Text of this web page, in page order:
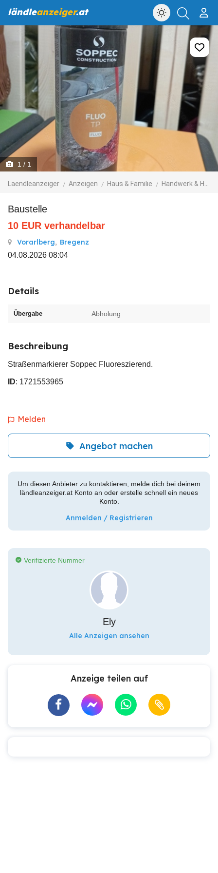
ländleanzeiger.at
1 / 1
Laendleanzeiger Anzeigen Haus & Familie Handwerk & Hausbau
Baustelle
10 EUR verhandelbar
Vorarlberg, Bregenz
04.08.2026 08:04
Details
Übergabe Abholung
Beschreibung
Straßenmarkierer Soppec Fluoreszierend.
ID: 1721553965
Melden
Angebot machen
Um diesen Anbieter zu kontaktieren, melde dich bei deinem
ländleanzeiger.at Konto an oder erstelle schnell ein neues
Konto.
Anmelden / Registrieren
Verifizierte Nummer
Ely
Alle Anzeigen ansehen
Anzeige teilen auf